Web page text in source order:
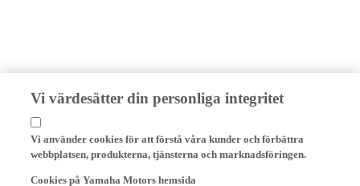
Vi värdesätter din personliga integritet
Vi använder cookies för att förstå våra kunder och förbättra
webbplatsen, produkterna, tjänsterna och marknadsföringen.
Cookies på Yamaha Motors hemsida